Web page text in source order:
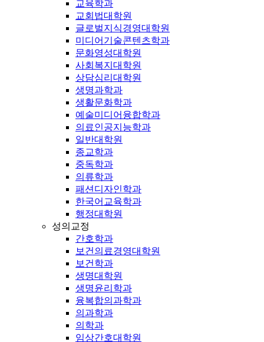
교육학과
교회법대학원
글로벌지식경영대학원
미디어기술콘텐츠학과
문화영성대학원
사회복지대학원
상담심리대학원
생명과학과
생활문화학과
예술미디어융합학과
의료인공지능학과
일반대학원
종교학과
중독학과
의류학과
패션디자인학과
한국어교육학과
행정대학원
성의교정
간호학과
보건의료경영대학원
보건학과
생명대학원
생명윤리학과
융복합의과학과
의과학과
의학과
임상간호대학원